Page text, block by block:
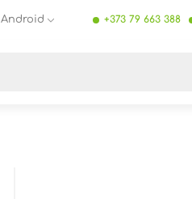
+373 79 663 388